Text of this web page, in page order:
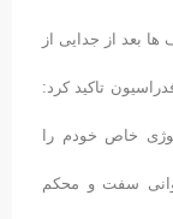
بعد از جدایی از
تاکید کرد:
خاص خودم را
سفت و محکم